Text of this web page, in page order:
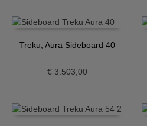
Treku, Aura Sideboard 40
€3.503,00